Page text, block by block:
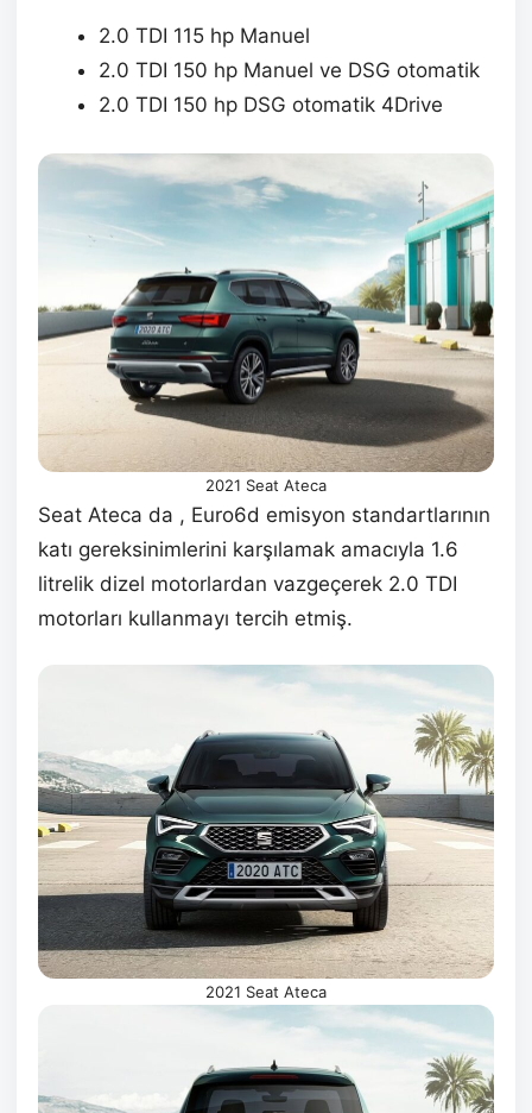
2.0 TDI 115 hp Manuel
2.0 TDI 150 hp Manuel ve DSG otomatik
2.0 TDI 150 hp DSG otomatik 4Drive
2021 Seat Ateca
Seat Ateca da , Euro6d emisyon standartlarının
katı gereksinimlerini karşılamak amacıyla 1.6
litrelik dizel motorlardan vazgeçerek 2.0 TDI
motorları kullanmayı tercih etmiş.
2021 Seat Ateca